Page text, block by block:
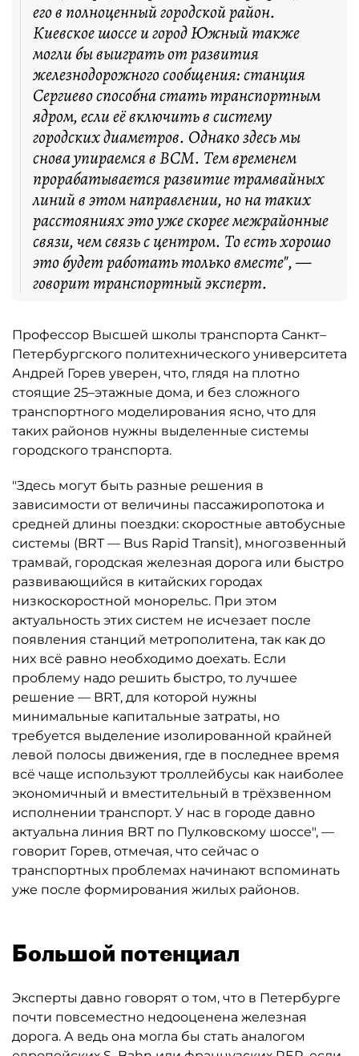
его в полноценный городской район.
Киевское шоссе и город Южный также
могли бы выиграть от развития
железнодорожного сообщения: станция
Сергиево способна стать транспортным
ядром, если её включить в систему
городских диаметров. Однако здесь мы
снова упираемся в ВСМ. Тем временем
прорабатывается развитие трамвайных
линий в этом направлении, но на таких
расстояниях это уже скорее межрайонные
связи, чем связь с центром. То есть хорошо
это будет работать только вместе", —
говорит транспортный эксперт.
Профессор Высшей школы транспорта Санкт–
Петербургского политехнического университета
Андрей Горев уверен, что, глядя на плотно
стоящие 25–этажные дома, и без сложного
транспортного моделирования ясно, что для
таких районов нужны выделенные системы
городского транспорта.
"Здесь могут быть разные решения в
зависимости от величины пассажиропотока и
средней длины поездки: скоростные автобусные
системы (BRT — Bus Rapid Transit), многозвенный
трамвай, городская железная дорога или быстро
развивающийся в китайских городах
низкоскоростной монорельс. При этом
актуальность этих систем не исчезает после
появления станций метрополитена, так как до
них всё равно необходимо доехать. Если
проблему надо решить быстро, то лучшее
решение — BRT, для которой нужны
минимальные капитальные затраты, но
требуется выделение изолированной крайней
левой полосы движения, где в последнее время
всё чаще используют троллейбусы как наиболее
экономичный и вместительный в трёхзвенном
исполнении транспорт. У нас в городе давно
актуальна линия BRT по Пулковскому шоссе", —
говорит Горев, отмечая, что сейчас о
транспортных проблемах начинают вспоминать
уже после формирования жилых районов.
Большой потенциал
Эксперты давно говорят о том, что в Петербурге
почти повсеместно недооценена железная
дорога. А ведь она могла бы стать аналогом